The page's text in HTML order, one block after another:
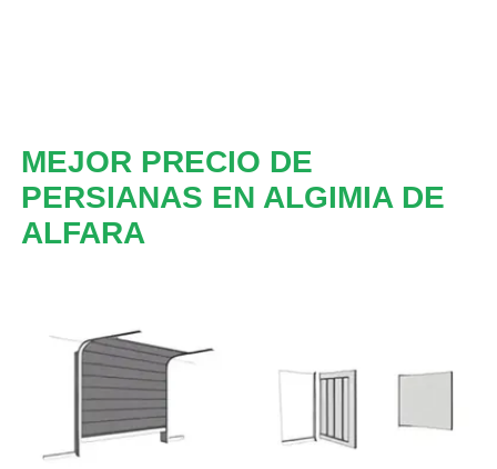
MEJOR PRECIO DE
PERSIANAS EN ALGIMIA DE
ALFARA